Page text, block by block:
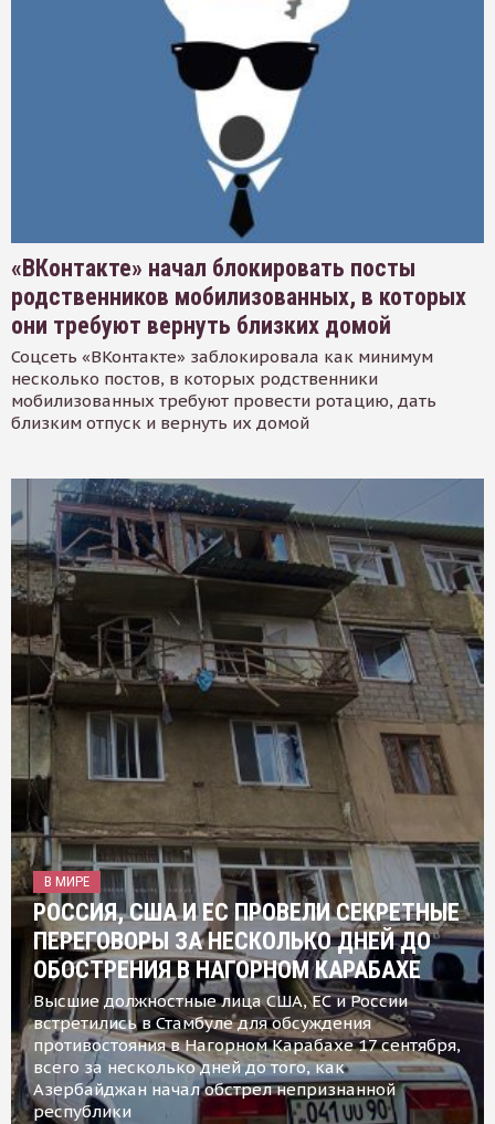
«ВКонтакте» начал блокировать посты
родственников мобилизованных, в которых
они требуют вернуть близких домой
Соцсеть «ВКонтакте» заблокировала как минимум
несколько постов, в которых родственники
мобилизованных требуют провести ротацию, дать
близким отпуск и вернуть их домой
В МИРЕ
РОССИЯ, США И ЕС ПРОВЕЛИ СЕКРЕТНЫЕ
ПЕРЕГОВОРЫ ЗА НЕСКОЛЬКО ДНЕЙ ДО
ОБОСТРЕНИЯ В НАГОРНОМ КАРАБАХЕ
Высшие должностные лица США, ЕС и России
встретились в Стамбуле для обсуждения
противостояния в Нагорном Карабахе 17 сентября,
всего за несколько дней до того, как
Азербайджан начал обстрел непризнанной
республики